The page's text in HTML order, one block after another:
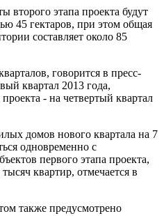
второго этапа проекта будут
45 гектаров, при этом общая
составляет около 85
говорится в пресс-
квартал 2013 года,
- на четвертый квартал
домов нового квартала на 7
одновременно с
первого этапа проекта,
квартир, отмечается в
также предусмотрено